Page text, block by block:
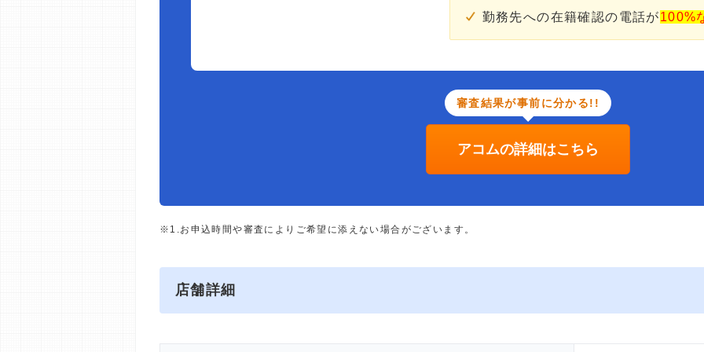
勤務先への在籍確認の電話が100%
審査結果が事前に分かる!!
アコムの詳細はこちら
※1.お申込時間や審査によりご希望に添えない場合がございます。
店舗詳細